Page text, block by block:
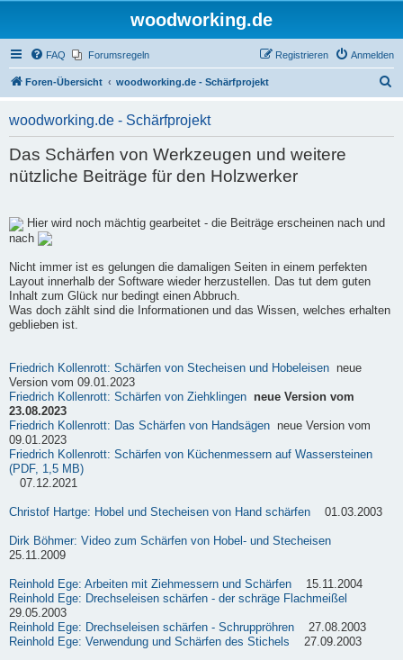
woodworking.de
FAQ Forumsregeln Anmelden
Registrieren
Foren-Übersicht woodworking.de - Schärfprojekt
woodworking.de - Schärfprojekt
Das Schärfen von Werkzeugen und weitere
nützliche Beiträge für den Holzwerker
Hier wird noch mächtig gearbeitet - die Beiträge erscheinen nach und
nach
Nicht immer ist es gelungen die damaligen Seiten in einem perfekten
Layout innerhalb der Software wieder herzustellen. Das tut dem guten
Inhalt zum Glück nur bedingt einen Abbruch.
Was doch zählt sind die Informationen und das Wissen, welches erhalten
geblieben ist.
Friedrich Kollenrott: Schärfen von Stecheisen und Hobeleisen neue
Version vom 09.01.2023
Friedrich Kollenrott: Schärfen von Ziehklingen
neue Version vom
23.08.2023
Friedrich Kollenrott: Das Schärfen von Handsägen neue Version vom
09.01.2023
Friedrich Kollenrott: Schärfen von Küchenmessern auf Wassersteinen
(PDF, 1,5 MB)
07.12.2021
Christof Hartge: Hobel und Stecheisen von Hand schärfen 01.03.2003
Dirk Böhmer: Video zum Schärfen von Hobel- und Stecheisen
25.11.2009
Reinhold Ege: Arbeiten mit Ziehmessern und Schärfen 15.11.2004
Reinhold Ege: Drechseleisen schärfen - der schräge Flachmeißel
29.05.2003
Reinhold Ege: Drechseleisen schärfen - Schruppröhren 27.08.2003
Reinhold Ege: Verwendung und Schärfen des Stichels 27.09.2003